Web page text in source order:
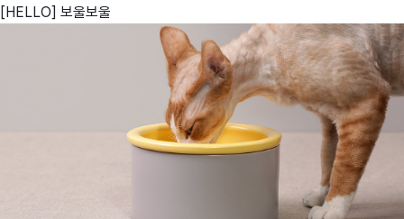
[HELLO] 보울보울